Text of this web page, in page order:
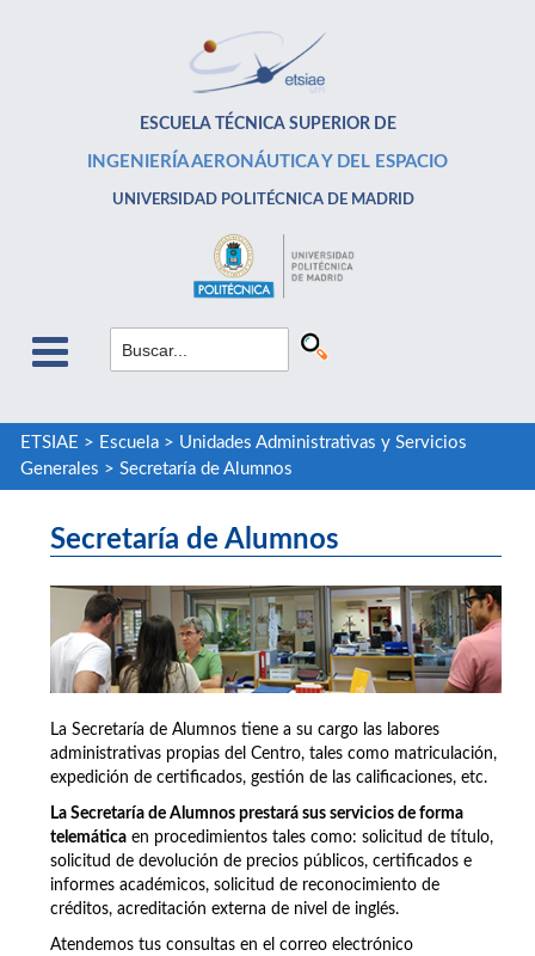
ESCUELA TÉCNICA SUPERIOR DE
INGENIERÍA AERONÁUTICA Y DEL ESPACIO
UNIVERSIDAD POLITÉCNICA DE MADRID
ETSIAE > Escuela> Unidades Administrativas y Servicios
Generales > Secretaría de Alumnos
Secretaría de Alumnos
La Secretaría de Alumnos tiene a su cargo las labores
administrativas propias del Centro, tales como matriculación,
expedición de certificados, gestión de las calificaciones, etc.
La Secretaría de Alumnos prestará sus servicios de forma
telemática en procedimientos tales como: solicitud de título,
solicitud de devolución de precios públicos, certificados e
informes académicos, solicitud de reconocimiento de
créditos, acreditación externa de nivel de inglés.
Atendemos tus consultas en el correo electrónico